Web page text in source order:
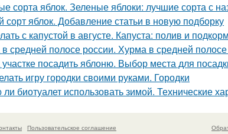
сорта яблок. Зеленые яблоки: лучшие сорта с
сорт яблок. Добавление статьи в новую подборку
с капустой в августе. Капуста: полив и
средней полосе россии. Хурма в средней
участке посадить яблоню. Выбор места для
игру городки своими руками. Городки
биотуалет использовать зимой. Технические
Пользовательское соглашение